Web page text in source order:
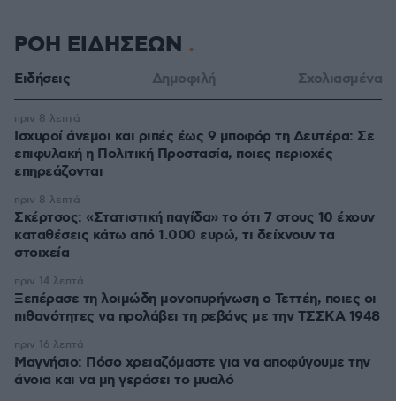
ΡΟΗ ΕΙΔΗΣΕΩΝ
Ειδήσεις Δημοφιλή Σχολιασμένα
Ισχυροί άνεμοι και ριπές έως 9 μποφόρ τη Δευτέρα: Σε
επιφυλακή η Πολιτική Προστασία, ποιες περιοχές
επηρεάζονται
πριν 8 λεπτά
Σκέρτσος: «Στατιστική παγίδα» το ότι 7 στους 10 έχουν
καταθέσεις κάτω από 1.000 ευρώ, τι δείχνουν τα
στοιχεία
πριν 8 λεπτά
Ξεπέρασε τη λοιμώδη μονοπυρήνωση ο Τεττέη, ποιες οι
πιθανότητες να προλάβει τη ρεβάνς με την ΤΣΣΚΑ 1948
πριν 14 λεπτά
Μαγνήσιο: Πόσο χρειαζόμαστε για να αποφύγουμε την
άνοια και να μη γεράσει το μυαλό
πριν 16 λεπτά